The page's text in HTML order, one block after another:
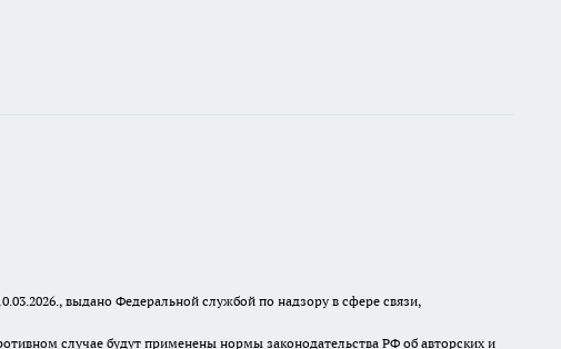
выдано Федеральной службой по надзору в сфере связи,
случае будут применены нормы законодательства РФ об авторских и